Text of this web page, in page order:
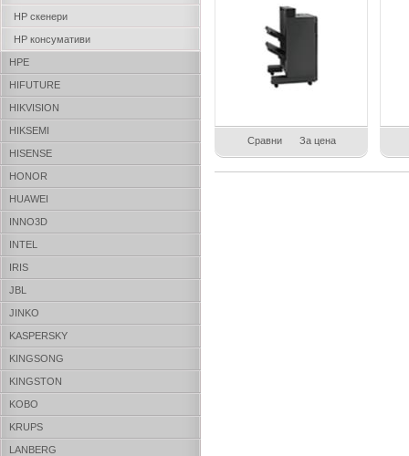
HP скенери
HP консумативи
HPE
HIFUTURE
HIKVISION
HIKSEMI
HISENSE
HONOR
HUAWEI
INNO3D
INTEL
IRIS
JBL
JINKO
KASPERSKY
KINGSONG
KINGSTON
KOBO
KRUPS
LANBERG
Сравни За цена